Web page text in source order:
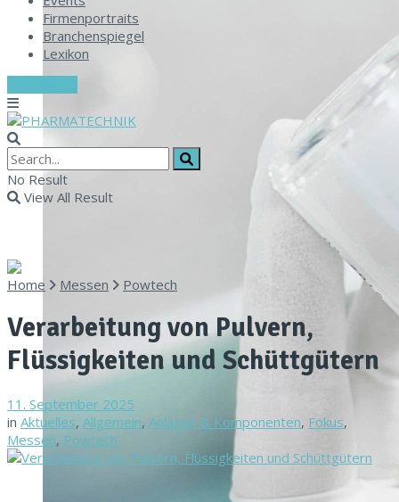
Firmenportraits
Branchenspiegel
Lexikon
No Result
View All Result
Home Messen Powtech
Verarbeitung von Pulvern,
Flüssigkeiten und Schüttgütern
11. September 2025
in Aktuelles, Allgemein, Anlagen & Komponenten, Fokus,
Messen, Powtech